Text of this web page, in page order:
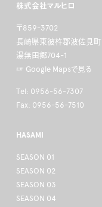
株式会社マルヒロ
〒859-3702
長崎県東彼杵郡波佐見町
湯無田郷704-1
☞ Google Mapsで見る
Tel: 0956-56-7307
Fax: 0956-56-7510
HASAMI
SEASON 01
SEASON 02
SEASON 03
SEASON 04